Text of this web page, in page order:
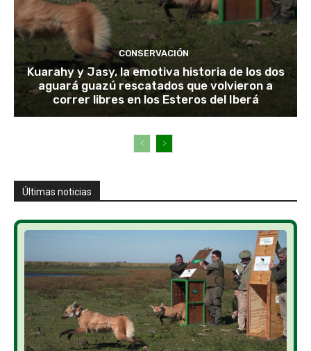
CONSERVACIÓN
Kuarahy y Jasy, la emotiva historia de los dos
aguará guazú rescatados que volvieron a
correr libres en los Esteros del Iberá
Últimas noticias